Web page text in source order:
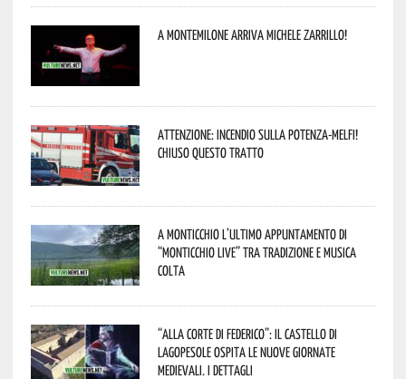
A Montemilone arriva Michele Zarrillo!
Attenzione: incendio sulla Potenza-Melfi!
Chiuso questo tratto
A Monticchio l’ultimo appuntamento di
“Monticchio Live” tra tradizione e musica
colta
“Alla corte di Federico”: il Castello di
Lagopesole ospita le nuove Giornate
Medievali. I dettagli